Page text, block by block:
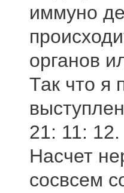
иммуно
органов
Так что я
21: 11: 12.
Насчет
сосвсем